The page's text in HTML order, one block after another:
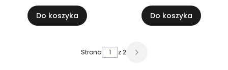
Do koszyka Do koszyka
Strona z 2